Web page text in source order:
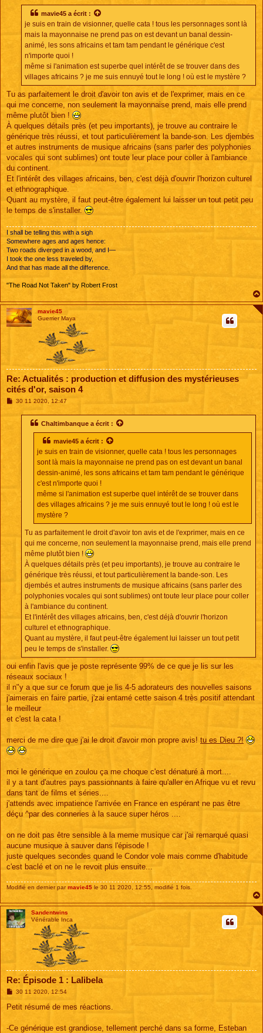
mavie45 a écrit :
je suis en train de visionner, quelle cata ! tous les personnages sont là
mais la mayonnaise ne prend pas on est devant un banal dessin-
animé, les sons africains et tam tam pendant le générique c'est
n'importe quoi !
même si l'animation est superbe quel intérêt de se trouver dans des
villages africains ? je me suis ennuyé tout le long ! où est le mystère ?
Tu as parfaitement le droit d'avoir ton avis et de l'exprimer, mais en ce
qui me concerne, non seulement la mayonnaise prend, mais elle prend
même plutôt bien !
À quelques détails près (et peu importants), je trouve au contraire le
générique très réussi, et tout particulièrement la bande-son. Les djembés
et autres instruments de musique africains (sans parler des polyphonies
vocales qui sont sublimes) ont toute leur place pour coller à l'ambiance
du continent.
Et l'intérêt des villages africains, ben, c'est déjà d'ouvrir l'horizon culturel
et ethnographique.
Quant au mystère, il faut peut-être également lui laisser un tout petit peu
le temps de s'installer.
I shall be telling this with a sigh
Somewhere ages and ages hence:
Two roads diverged in a wood, and I—
I took the one less traveled by,
And that has made all the difference.
"The Road Not Taken" by Robert Frost
mavie45
Guerrier Maya
Re: Actualités : production et diffusion des mystérieuses
cités d'or, saison 4
M30 11 2020, 12:47
Chaltimbanque a écrit :
mavie45 a écrit :
je suis en train de visionner, quelle cata ! tous les personnages
sont là mais la mayonnaise ne prend pas on est devant un banal
dessin-animé, les sons africains et tam tam pendant le générique
c'est n'importe quoi !
même si l'animation est superbe quel intérêt de se trouver dans
des villages africains ? je me suis ennuyé tout le long ! où est le
mystère ?
Tu as parfaitement le droit d'avoir ton avis et de l'exprimer, mais en ce
qui me concerne, non seulement la mayonnaise prend, mais elle prend
même plutôt bien !
À quelques détails près (et peu importants), je trouve au contraire le
générique très réussi, et tout particulièrement la bande-son. Les
djembés et autres instruments de musique africains (sans parler des
polyphonies vocales qui sont sublimes) ont toute leur place pour coller
à l'ambiance du continent.
Et l'intérêt des villages africains, ben, c'est déjà d'ouvrir l'horizon
culturel et ethnographique.
Quant au mystère, il faut peut-être également lui laisser un tout petit
peu le temps de s'installer.
oui enfin l'avis que je poste représente 99% de ce que je lis sur les
réseaux sociaux !
il n"y a que sur ce forum que je lis 4-5 adorateurs des nouvelles saisons
j'aimerais en faire partie, j'zai entamé cette saison 4 très positif attendant
le meilleur
et c'est la cata !
merci de me dire que j'ai le droit d'avoir mon propre avis! tu es Dieu ?!
moi le générique en zoulou ça me choque c'est dénaturé à mort....
il y a tant d'autres pays passionnants à faire qu'aller en Afrique vu et revu
dans tant de films et séries....
j'attends avec impatience l'arrivée en France en espérant ne pas être
déçu ^par des conneries à la sauce super héros ....
on ne doit pas être sensible à la meme musique car j'ai remarqué quasi
aucune musique à sauver dans l'épisode !
juste quelques secondes quand le Condor vole mais comme d'habitude
c'est baclé et on ne le revoit plus ensuite...
Modifié en dernier par mavie45 le 30 11 2020, 12:55, modifié 1 fois.
Sandentwins
Vénérable Inca
Re: Épisode 1 : Lalibela
M
s
g
30 11 2020, 12:54
Petit résumé de mes réactions.
-Ce générique est grandiose, tellement perché dans sa forme, Esteban